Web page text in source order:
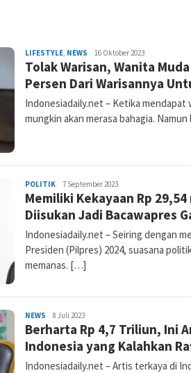
LIFESTYLE, NEWS Nur
Komalasari
16 Oktober 2023
Tolak Warisan, Wanita
Persen Dari Warisannya
Indonesiadaily.net – Ketika mendapat
mungkin akan merasa bahagia.
POLITIK Admin
Indonesiadaily
7 September 2023
Memiliki Kekayaan Rp
Diisukan Jadi Bacawapres
Indonesiadaily.net – Seiring dengan
Presiden (Pilpres) 2024, suasana
memanas. […]
NEWS Admin
Indonesiadaily
8 Juli 2023
Berharta Rp 4,7 Triliun, Ini
Indonesia yang Kalahkan
Indonesiadaily.net – Artis terkaya di